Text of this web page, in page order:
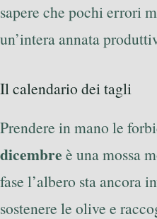
sapere che pochi errori
un’intera annata
Il calendario dei tagli
Prendere in mano le
dicembre è una mossa
fase l’albero sta ancora
sostenere le olive e